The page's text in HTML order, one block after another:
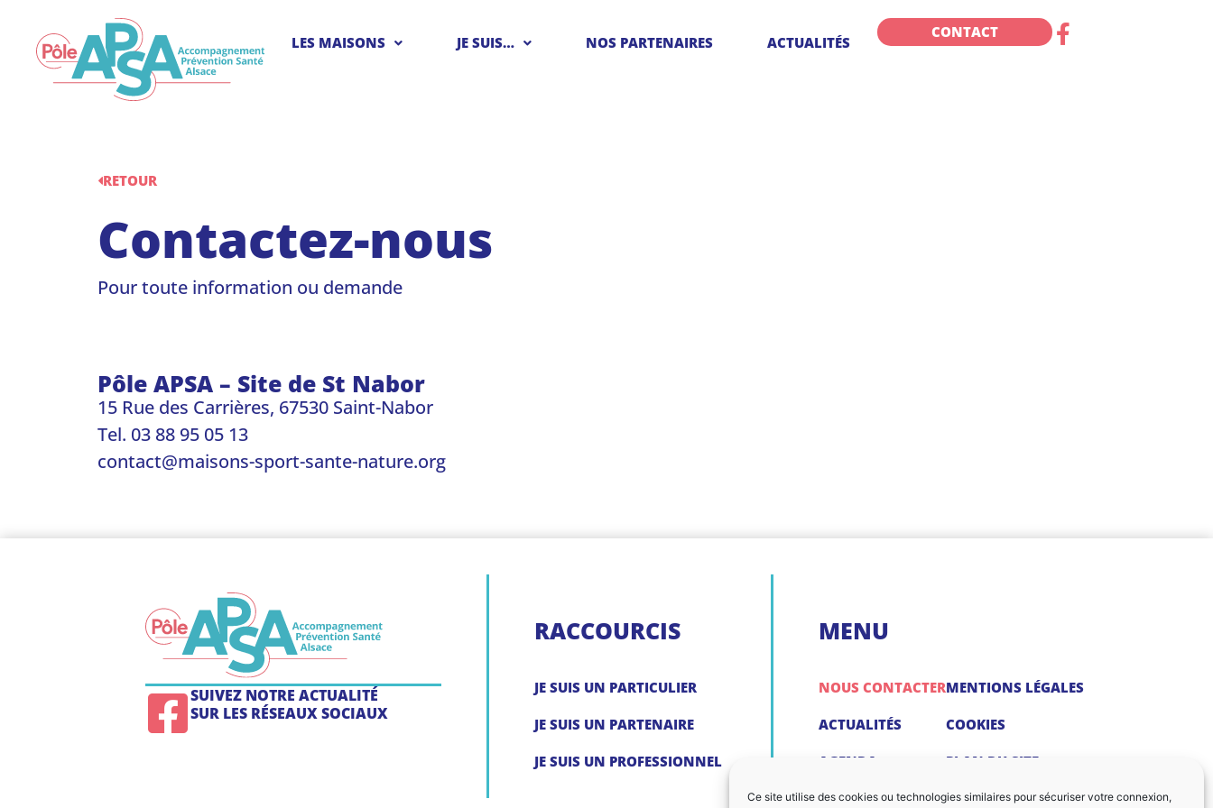
Ce site utilise des cookies ou technologies similaires pour sécuriser votre connexion,
LES MAISONS JE SUIS… NOS PARTENAIRES ACTUALITÉS
CONTACT
RETOUR
Contactez-nous
Pour toute information ou demande
Pôle APSA – Site de St Nabor
15 Rue des Carrières, 67530 Saint-Nabor
Tel. 03 88 95 05 13
contact@maisons-sport-sante-nature.org
SUIVEZ NOTRE ACTUALITÉ
SUR LES RÉSEAUX SOCIAUX
RACCOURCIS
JE SUIS UN PARTICULIER
JE SUIS UN PARTENAIRE
JE SUIS UN PROFESSIONNEL
MENU
NOUS CONTACTER
ACTUALITÉS
AGENDA
MENTIONS LÉGALES
COOKIES
PLAN DU SITE